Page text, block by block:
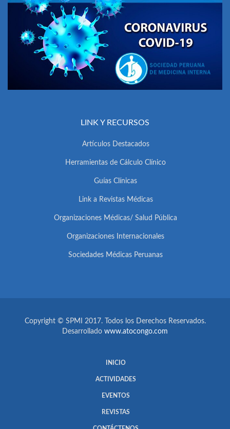
LINK Y RECURSOS
Artículos Destacados
Herramientas de Cálculo Clínico
Guías Clínicas
Link a Revistas Médicas
Organizaciones Médicas/ Salud Pública
Organizaciones Internacionales
Sociedades Médicas Peruanas
Copyright © SPMI 2017. Todos los Derechos Reservados.
Desarrollado www.atocongo.com
INICIO
ACTIVIDADES
EVENTOS
REVISTAS